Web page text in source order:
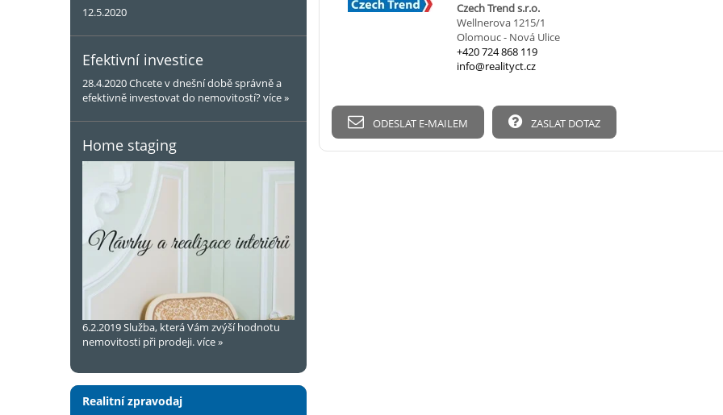
12.5.2020
Efektivní investice
28.4.2020Chcete v dnešní době správně a
efektivně investovat do nemovitostí?více »
Home staging
6.2.2019Služba, která Vám zvýší hodnotu
nemovitosti při prodeji.více »
Realitní zpravodaj
Czech Trend s.r.o.
Wellnerova 1215/1
Olomouc - Nová Ulice
+420 724 868 119
info@realityct.cz
ODESLAT E-MAILEM ZASLAT DOTAZ